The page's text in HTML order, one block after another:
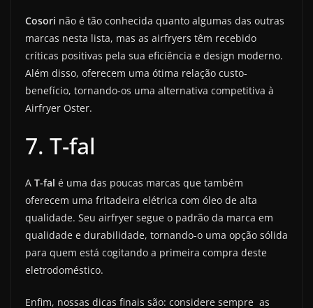
Cosori não é tão conhecida quanto algumas das outras
marcas nesta lista, mas as airfryers têm recebido
críticas positivas pela sua eficiência e design moderno.
Além disso, oferecem uma ótima relação custo-
benefício, tornando-os uma alternativa competitiva à
Airfryer Oster.
7. T-fal
A T-fal é uma das poucas marcas que também
oferecem uma fritadeira elétrica com óleo de alta
qualidade. Seu airfryer segue o padrão da marca em
qualidade e durabilidade, tornando-o uma opção sólida
para quem está cogitando a primeira compra deste
eletrodoméstico.
Enfim, nossas dicas finais são: considere sempre as